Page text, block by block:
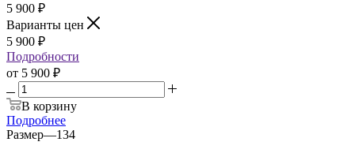
5 900 ₽
Варианты цен
5 900 ₽
Подробности
от 5 900 ₽
В корзину
Подробнее
Размер—134